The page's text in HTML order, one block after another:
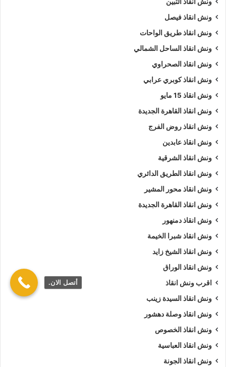
ونش انقاذ فيصل
ونش انقاذ طريق الواحات
ونش انقاذ الساحل الشمالي
ونش انقاذ الصحراوي
ونش انقاذ كوبري عرابي
ونش انقاذ 15 مايو
ونش انقاذ القاهرة الجديدة
ونش انقاذ روض الفرج
ونش انقاذ عابدين
ونش انقاذ الشرقية
ونش انقاذ الطريق الدائري
ونش انقاذ محور المشير
ونش انقاذ القاهرة الجديدة
ونش انقاذ دمنهور
ونش انقاذ شبرا الخيمة
ونش انقاذ الشيخ زايد
ونش انقاذ الوراق
اقرب ونش انقاذ
ونش انقاذ السيدة زينب
ونش انقاذ وصلة دهشور
ونش انقاذ الخصوص
ونش انقاذ العباسية
ونش انقاذ الجونة
أتصل الان.